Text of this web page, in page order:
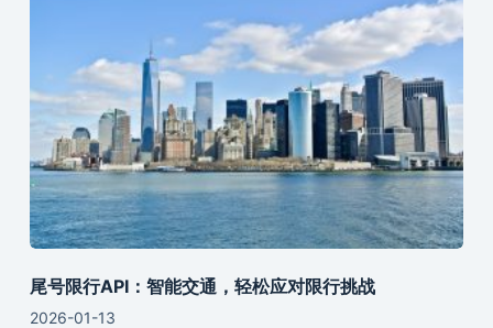
尾号限行API：智能交通，轻松应对限行挑战
2026-01-13